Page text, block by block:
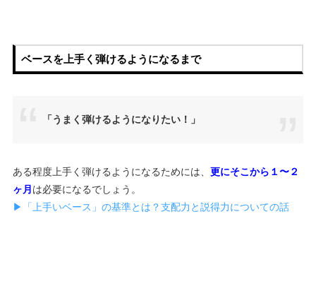
ベースを上手く弾けるようになるまで
「うまく弾けるようになりたい！」
ある程度上手く弾けるようになるためには、 更にそこから１〜２
ヶ月 は必要になるでしょう。
▶︎「上手いベース」の基準とは？支配力と説得力についての話